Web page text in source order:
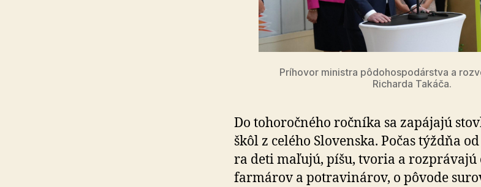
Príhovor ministra pôdohospodárstva a
Richarda Takáča.
Do tohoročného ročníka sa zapájajú
škôl z celého Slovenska. Počas týždňa
ra deti maľujú, píšu, tvoria a rozprávajú
farmárov a potravinárov, o pôvode